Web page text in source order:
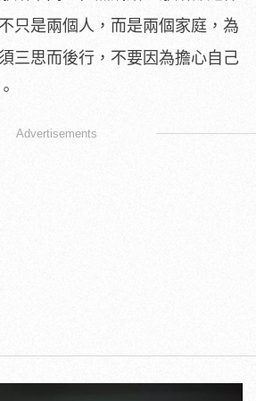
只是兩個人，而是兩個家庭，為
三思而後行，不要因為擔心自己
Advertisements